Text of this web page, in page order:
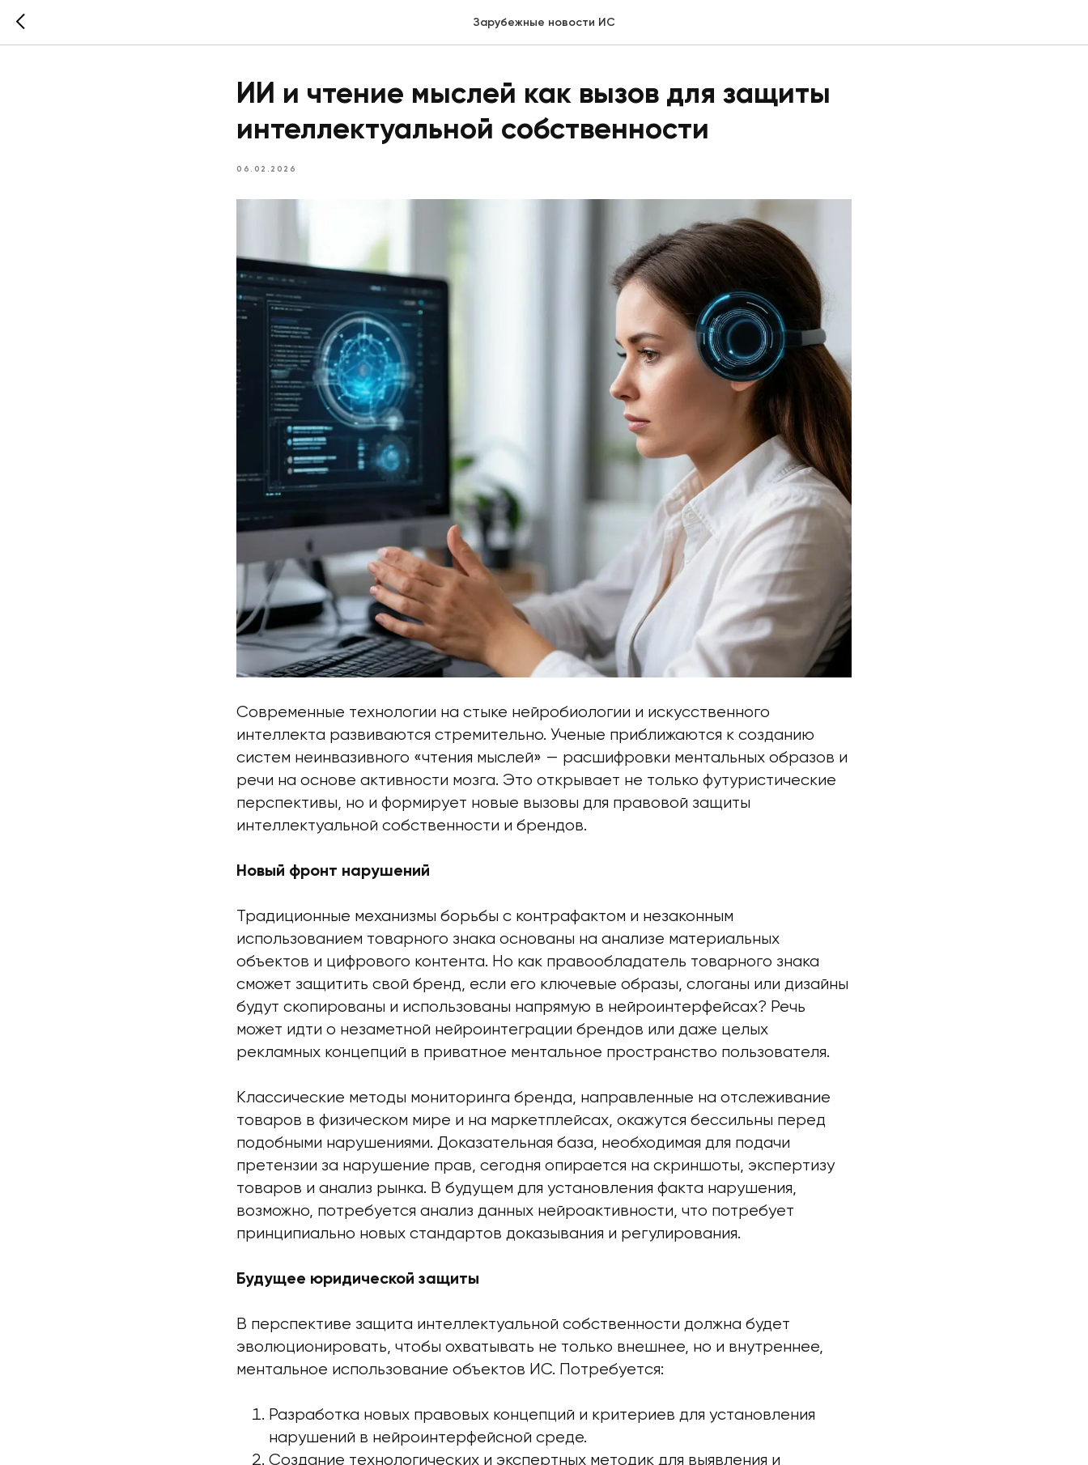
Зарубежные новости ИС
ИИ и чтение мыслей как вызов для защиты
интеллектуальной собственности
06.02.2026
Современные технологии на стыке нейробиологии и искусственного
интеллекта развиваются стремительно. Ученые приближаются к созданию
систем неинвазивного «чтения мыслей» — расшифровки ментальных образов и
речи на основе активности мозга. Это открывает не только футуристические
перспективы, но и формирует новые вызовы для правовой защиты
интеллектуальной собственности и брендов.
Новый фронт нарушений
Традиционные механизмы борьбы с контрафактом и незаконным
использованием товарного знака основаны на анализе материальных
объектов и цифрового контента. Но как правообладатель товарного знака
сможет защитить свой бренд, если его ключевые образы, слоганы или дизайны
будут скопированы и использованы напрямую в нейроинтерфейсах? Речь
может идти о незаметной нейроинтеграции брендов или даже целых
рекламных концепций в приватное ментальное пространство пользователя.
Классические методы мониторинга бренда, направленные на отслеживание
товаров в физическом мире и на маркетплейсах, окажутся бессильны перед
подобными нарушениями. Доказательная база, необходимая для подачи
претензии за нарушение прав, сегодня опирается на скриншоты, экспертизу
товаров и анализ рынка. В будущем для установления факта нарушения,
возможно, потребуется анализ данных нейроактивности, что потребует
принципиально новых стандартов доказывания и регулирования.
Будущее юридической защиты
В перспективе защита интеллектуальной собственности должна будет
эволюционировать, чтобы охватывать не только внешнее, но и внутреннее,
ментальное использование объектов ИС. Потребуется:
Разработка новых правовых концепций и критериев для установления
нарушений в нейроинтерфейсной среде.
Создание технологических и экспертных методик для выявления и